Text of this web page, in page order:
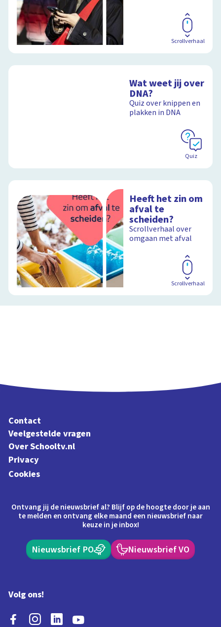
Schoolplaat
Scrollverhaal
Wat weet jij over
DNA?
Quiz over knippen en
plakken in DNA
Quiz
Heeft het zin om
afval te
scheiden?
Scrollverhaal over
omgaan met afval
Scrollverhaal
Contact
Veelgestelde vragen
Over Schooltv.nl
Privacy
Cookies
Ontvang jij de nieuwsbrief al? Blijf op de hoogte door je aan
te melden en ontvang elke maand een nieuwsbrief naar
keuze in je inbox!
Nieuwsbrief PO Nieuwsbrief VO
Volg ons!